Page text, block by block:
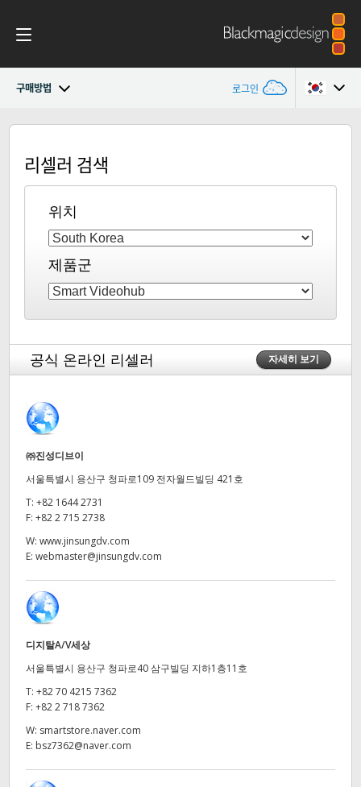
구매방법 로그인
Blackmagic Videohub Mini
사양 Australia
Austria
Brazil
Canada
Denmark
Finland
Hong Kong SAR, China
India
Italy
Japan
Mexico
Malaysia
Netherlands
리셀러 검색
위치
제품군
공식 온라인 리셀러 자세히 보기
㈜진성디브이
서울특별시 용산구 청파로109 전자월드빌딩 421호
T: +82 1644 2731
F: +82 2 715 2738
W: www.jinsungdv.com
E: webmaster@jinsungdv.com
디지탈A/V세상
서울특별시 용산구 청파로40 삼구빌딩 지하1층11호
T: +82 70 4215 7362
F: +82 2 718 7362
W: smartstore.naver.com
E: bsz7362@naver.com